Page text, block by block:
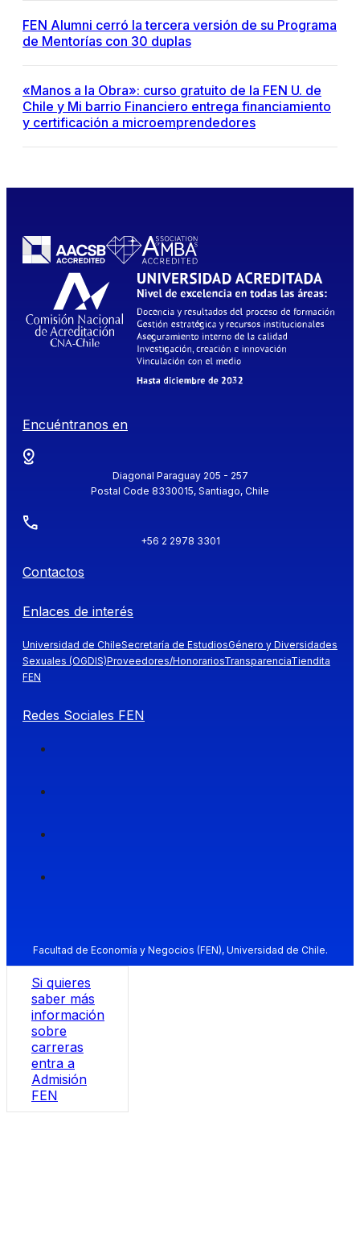
FEN Alumni cerró la tercera versión de su Programa
de Mentorías con 30 duplas
«Manos a la Obra»: curso gratuito de la FEN U. de
Chile y Mi barrio Financiero entrega financiamiento
y certificación a microemprendedores
Encuéntranos en
Diagonal Paraguay 205 - 257
Postal Code 8330015, Santiago, Chile
+56 2 2978 3301
Contactos
Enlaces de interés
Universidad de ChileSecretaría de EstudiosGénero y Diversidades
Sexuales (OGDIS)Proveedores/HonorariosTransparenciaTiendita
FEN
Redes Sociales FEN
Facultad de Economía y Negocios (FEN), Universidad de Chile.
Si quieres
saber más
información
sobre
carreras
entra a
Admisión
FEN